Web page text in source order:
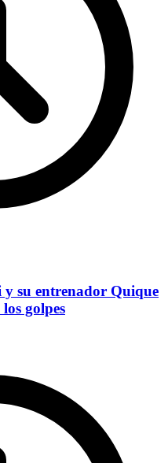
su entrenador Quique
golpes